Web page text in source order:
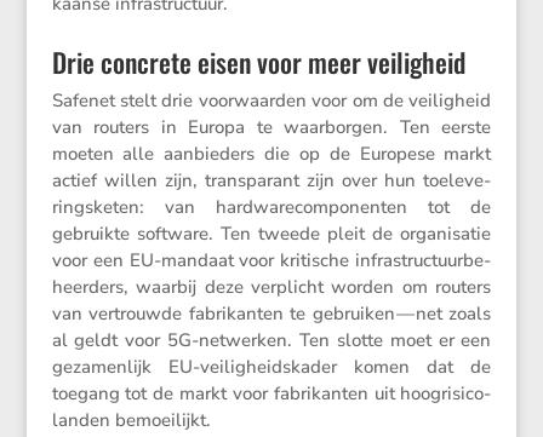
Drie concrete eisen voor meer veiligheid
Safenet stelt drie voorwaarden voor om de veilig­heid
van routers in Europa te waarborgen. Ten eerste
moeten alle aanbie­ders die op de Europese markt
actief willen zijn, trans­pa­rant zijn over hun toele­ve­
rings­keten: van hardwa­re­com­po­nenten tot de
gebruikte software. Ten tweede pleit de organi­satie
voor een EU-mandaat voor kriti­sche infra­struc­tuur­be­
heer­ders, waarbij deze verplicht worden om routers
van vertrouwde fabri­kanten te gebruiken — net zoals
al geldt voor 5G-netwerken. Ten slotte moet er een
gezamen­lijk EU-veilig­heids­kader komen dat de
toegang tot de markt voor fabri­kanten uit hoogri­si­co­
landen bemoeilijkt.